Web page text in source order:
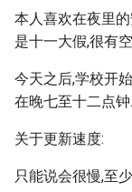
本人喜欢在夜里
是十一大假,很有
今天之后,学校开
在晚七至十二点钟.
关于更新速度:
只能说会很慢,至